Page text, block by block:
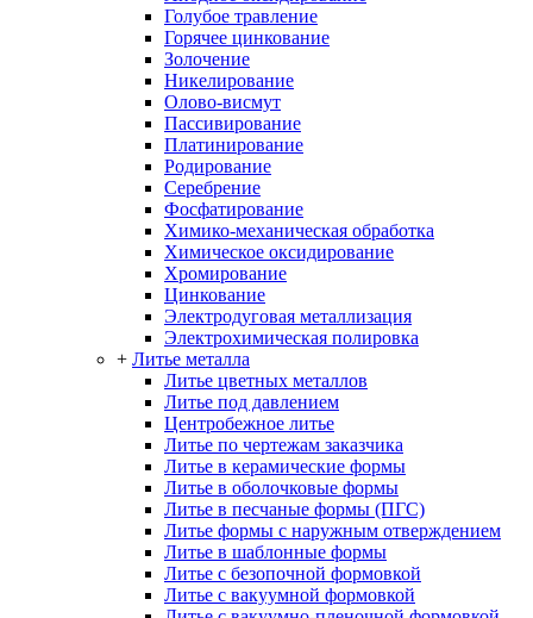
Голубое травление
Горячее цинкование
Золочение
Никелирование
Олово-висмут
Пассивирование
Платинирование
Родирование
Серебрение
Фосфатирование
Химико-механическая обработка
Химическое оксидирование
Хромирование
Цинкование
Электродуговая металлизация
Электрохимическая полировка
+ Литье металла
Литье цветных металлов
Литье под давлением
Центробежное литье
Литье по чертежам заказчика
Литье в керамические формы
Литье в оболочковые формы
Литье в песчаные формы (ПГС)
Литье формы с наружным отверждением
Литье в шаблонные формы
Литье с безопочной формовкой
Литье с вакуумной формовкой